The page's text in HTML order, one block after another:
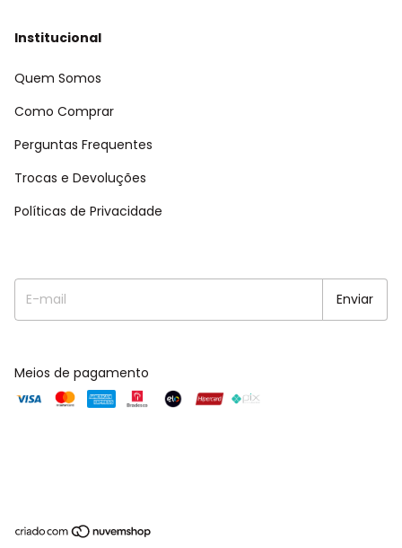
Institucional
Quem Somos
Como Comprar
Perguntas Frequentes
Trocas e Devoluções
Políticas de Privacidade
Meios de pagamento